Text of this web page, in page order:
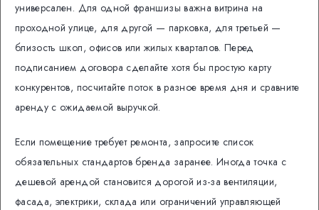
универсален. Для одной франшизы важна витрина на
проходной улице, для другой — парковка, для третьей —
близость школ, офисов или жилых кварталов. Перед
подписанием договора сделайте хотя бы простую карту
конкурентов, посчитайте поток в разное время дня и сравните
аренду с ожидаемой выручкой.
Если помещение требует ремонта, запросите список
обязательных стандартов бренда заранее. Иногда точка с
дешевой арендой становится дорогой из-за вентиляции,
фасада, электрики, склада или ограничений управляющей